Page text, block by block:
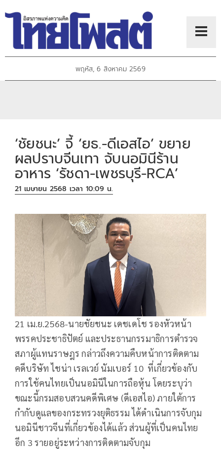
พฤหัส, 6 สิงหาคม 2569
‘ชัยชนะ’ จี้ ‘ยธ.-ดีเอสไอ’ ขยาย
ผลปราบจีนเทา จับนอมินีร้าน
อาหาร ‘รัชดา-เพชรบุรี-RCA’
21 เมษายน 2568 เวลา 10:09 น.
21 เม.ย.2568-นายชัยชนะ เดชเดโช รองหัวหน้า
พรรคประชาธิปัตย์ และประธานกรรมาธิการตำรวจ
สภาผู้แทนราษฎร กล่าวถึงความคืบหน้าการติดตาม
คดีบริษัท ไชน่า เรลเวย์ นัมเบอร์ 10 ที่เกี่ยวข้องกับ
การใช้คนไทยเป็นนอมินีในการถือหุ้น โดยระบุว่า
ขณะนี้กรมสอบสวนคดีพิเศษ (ดีเอสไอ) ภายใต้การ
กำกับดูแลของกระทรวงยุติธรรม ได้ดำเนินการจับกุม
นอมินีชาวจีนที่เกี่ยวข้องได้แล้ว ส่วนผู้ที่เป็นคนไทย
อีก 3 รายอยู่ระหว่างการติดตามจับกุม